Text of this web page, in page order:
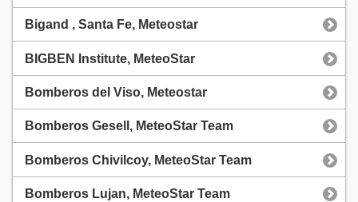
Bigand , Santa Fe, Meteostar
BIGBEN Institute, MeteoStar
Bomberos del Viso, Meteostar
Bomberos Gesell, MeteoStar Team
Bomberos Chivilcoy, MeteoStar Team
Bomberos Lujan, MeteoStar Team